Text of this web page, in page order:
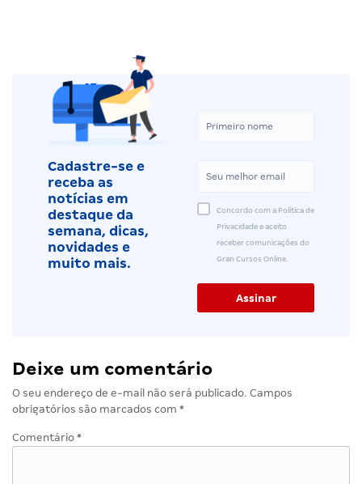
Cadastre-se e
receba as
notícias em
destaque da
semana, dicas,
novidades e
muito mais.
Concordo com a Política de
Privacidade e aceito
receber comunicações do
Gran Cursos Online.
Deixe um comentário
O seu endereço de e-mail não será publicado. Campos
obrigatórios são marcados com *
Comentário *